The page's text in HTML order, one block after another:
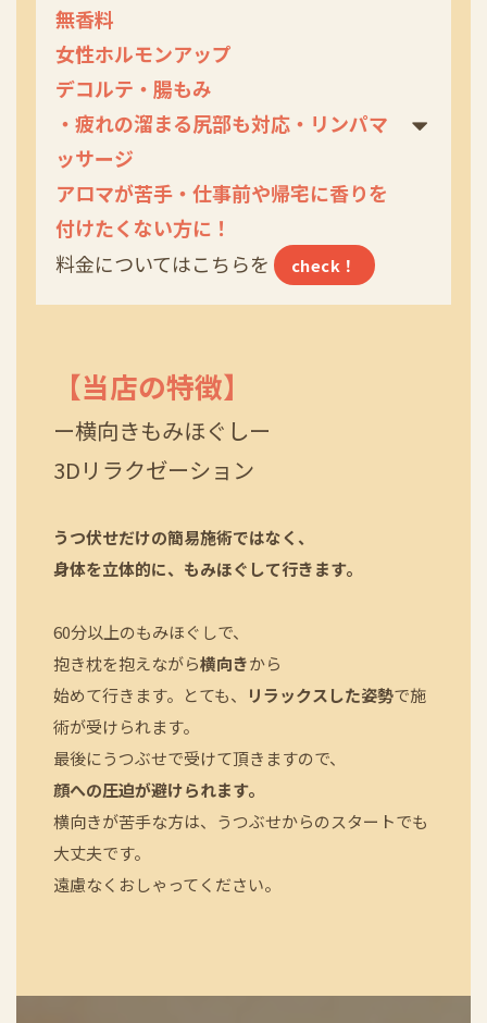
無香料
女性ホルモンアップ
デコルテ・腸もみ
・疲れの溜まる尻部も対応・リンパマ
ッサージ
アロマが苦手・仕事前や帰宅に香りを
付けたくない方に！
料金についてはこちらを
check！
【当店の特徴】
ー横向きもみほぐしー
3Dリラクゼーション
うつ伏せだけの簡易施術ではなく、
身体を立体的に、もみほぐして行きます。
60分以上のもみほぐしで、
抱き枕を抱えながら横向きから
始めて行きます。 とても、 リラックスした姿勢で施
術が受けられます。
最後にうつぶせで受けて頂きますので、
顔への圧迫が避けられます。
横向きが苦手な方は、うつぶせからのスタートでも
大丈夫です。
遠慮なくおしゃってください。